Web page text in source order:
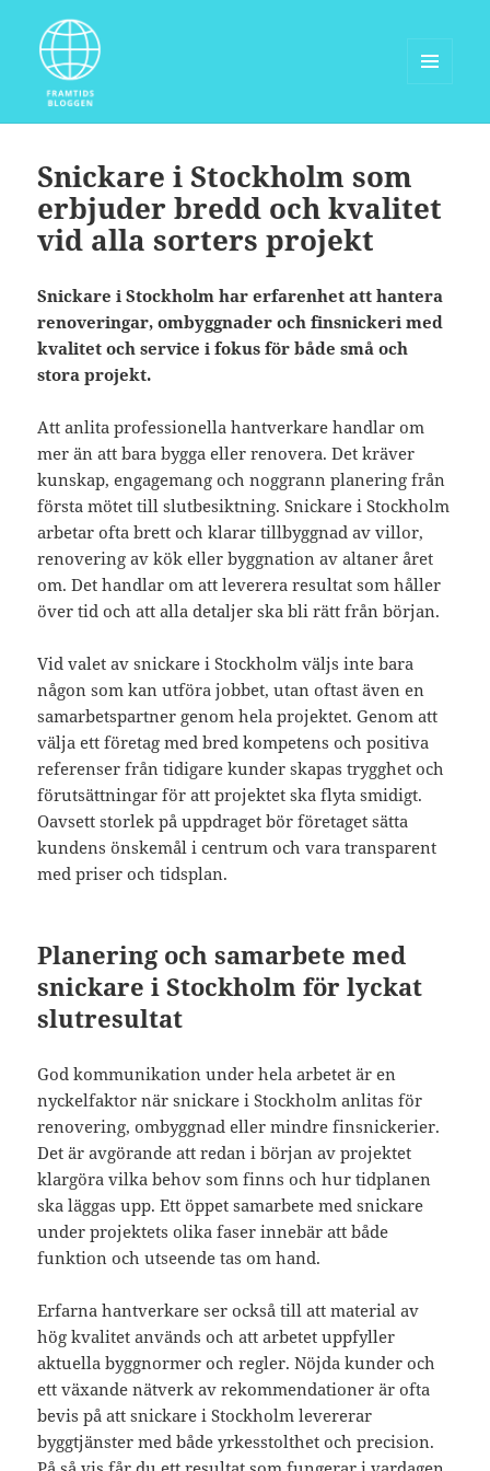
WIDGETS
Snickare i Stockholm som
erbjuder bredd och kvalitet
vid alla sorters projekt
Snickare i Stockholm har erfarenhet att hantera
renoveringar, ombyggnader och finsnickeri med
kvalitet och service i fokus för både små och
stora projekt.
Att anlita professionella hantverkare handlar om
mer än att bara bygga eller renovera. Det kräver
kunskap, engagemang och noggrann planering från
första mötet till slutbesiktning. Snickare i Stockholm
arbetar ofta brett och klarar tillbyggnad av villor,
renovering av kök eller byggnation av altaner året
om. Det handlar om att leverera resultat som håller
över tid och att alla detaljer ska bli rätt från början.
Vid valet av snickare i Stockholm väljs inte bara
någon som kan utföra jobbet, utan oftast även en
samarbetspartner genom hela projektet. Genom att
välja ett företag med bred kompetens och positiva
referenser från tidigare kunder skapas trygghet och
förutsättningar för att projektet ska flyta smidigt.
Oavsett storlek på uppdraget bör företaget sätta
kundens önskemål i centrum och vara transparent
med priser och tidsplan.
Planering och samarbete med
snickare i Stockholm för lyckat
slutresultat
God kommunikation under hela arbetet är en
nyckelfaktor när snickare i Stockholm anlitas för
renovering, ombyggnad eller mindre finsnickerier.
Det är avgörande att redan i början av projektet
klargöra vilka behov som finns och hur tidplanen
ska läggas upp. Ett öppet samarbete med snickare
under projektets olika faser innebär att både
funktion och utseende tas om hand.
Erfarna hantverkare ser också till att material av
hög kvalitet används och att arbetet uppfyller
aktuella byggnormer och regler. Nöjda kunder och
ett växande nätverk av rekommendationer är ofta
bevis på att snickare i Stockholm levererar
byggtjänster med både yrkesstolthet och precision.